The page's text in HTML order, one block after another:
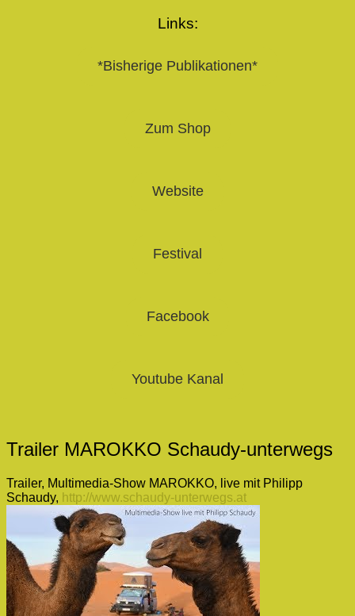
Links:
*Bisherige Publikationen*
Zum Shop
Website
Festival
Facebook
Youtube Kanal
Trailer MAROKKO Schaudy-unterwegs
Trailer, Multimedia-Show MAROKKO, live mit Philipp
Schaudy, http://www.schaudy-unterwegs.at